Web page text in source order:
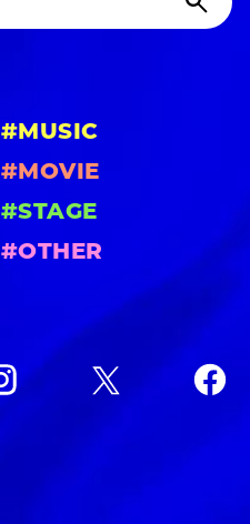
#MUSIC
#MOVIE
#STAGE
#OTHER